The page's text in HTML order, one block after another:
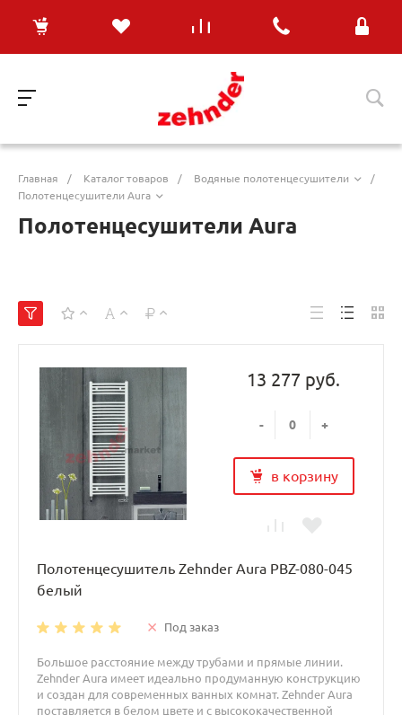
Главная / Каталог товаров / Водяные полотенцесушители
/
Полотенцесушители Aura
Полотенцесушители Aura
13 277 руб.
- +
в корзину
Полотенцесушитель Zehnder Aura PBZ-080-045
белый
Под заказ
Большое расстояние между трубами и прямые линии.
Zehnder Aura имеет идеально продуманную конструкцию
и создан для современных ванных комнат. Zehnder Aura
поставляется в белом цвете и с высококачественной